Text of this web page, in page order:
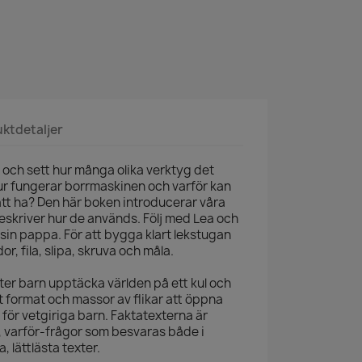
sett hur många olika verktyg det
fungerar borrmaskinen och varför kan
ha? Den här boken introducerar våra
hur de används. Följ med Lea och
pappa. För att bygga klart lekstugan
fila, slipa, skruva och måla.
barn upptäcka världen på ett kul och
och massor av flikar att öppna
vetgiriga barn. Faktatexterna är
frågor som besvaras både i
lättlästa texter.